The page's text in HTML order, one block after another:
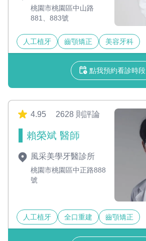
桃園市桃園區中山路
881、883號
人工植牙 齒顎矯正 美容牙科
點我預約看診時段
4.95 2628 則評論
賴榮斌 醫師
風采美學牙醫診所
桃園市桃園區中正路888
號
人工植牙 全口重建 齒顎矯正